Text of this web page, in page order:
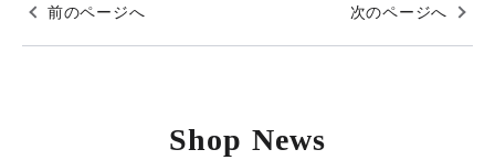
前のページへ 次のページへ
Shop News